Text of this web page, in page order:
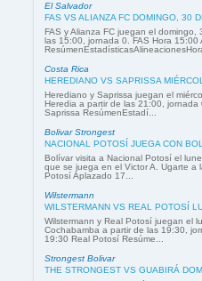
El Salvador
FAS VS ALIANZA FC DOMINGO, 30
FAS y Alianza FC juegan el
las 15:00, jornada 0. FAS Hora 15:00
Costa Rica
HEREDIANO VS SAPRISSA
Herediano y Saprissa juegan el
Heredia a partir de las 21:00,
Saprissa ResúmenEstadí...
Bolivar Strongest
NACIONAL POTOSÍ JUEGA CON
Bolívar visita a Nacional Potosí el
que se juega en el Victor A. Ugarte a
Potosí Aplazado 17...
Wilstermann
WILSTERMANN VS REAL POTOSÍ
Wilstermann y Real Potosí juegan el
Cochabamba a partir de las 19:30,
19:30 Real Potosí Resúme...
Strongest Bolivar
THE STRONGEST VS GUABIRÁ